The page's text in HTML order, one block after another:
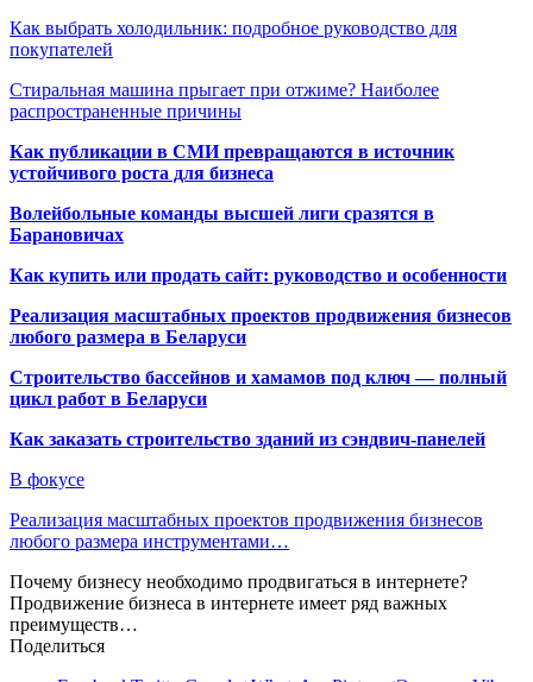
Как выбрать холодильник: подробное руководство для
покупателей
Стиральная машина прыгает при отжиме? Наиболее
распространенные причины
Как публикации в СМИ превращаются в источник
устойчивого роста для бизнеса
Волейбольные команды высшей лиги сразятся в
Барановичах
Как купить или продать сайт: руководство и особенности
Реализация масштабных проектов продвижения бизнесов
любого размера в Беларуси
Строительство бассейнов и хамамов под ключ — полный
цикл работ в Беларуси
Как заказать строительство зданий из сэндвич-панелей
В фокусе
Реализация масштабных проектов продвижения бизнесов
любого размера инструментами…
Почему бизнесу необходимо продвигаться в интернете?
Продвижение бизнеса в интернете имеет ряд важных
преимуществ…
Поделиться